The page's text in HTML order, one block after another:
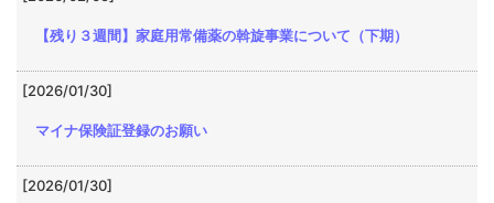
【残り３週間】家庭用常備薬の斡旋事業について（下期）
[2026/01/30]
マイナ保険証登録のお願い
[2026/01/30]